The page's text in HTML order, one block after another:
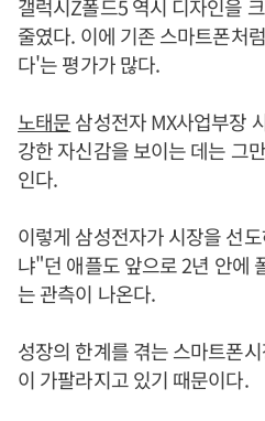
갤럭시Z폴드5 역시 디자인을
줄였다. 이에 기존 스마트폰처
다'는 평가가 많다.
노태문삼성전자 MX사업부장
강한 자신감을 보이는 데는 그
인다.
이렇게 삼성전자가 시장을 선
냐"던 애플도 앞으로 2년 안에
는 관측이 나온다.
성장의 한계를 겪는 스마트폰
이 가팔라지고 있기 때문이다.